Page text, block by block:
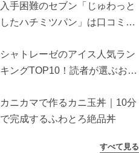
入手困難のセブン「じゅわっと
したハチミツパン」は口コミ通
検証
シャトレーゼのアイス人気ラン
キングTOP10！読者が選ぶおす
カニカマで作るカニ玉丼｜10分
で完成するふわとろ絶品丼
すべて見る